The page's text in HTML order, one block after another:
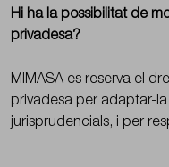
Hi ha la possibilitat de
privadesa?
MIMASA es reserva el
privadesa per adaptar-
jurisprudencials, i per